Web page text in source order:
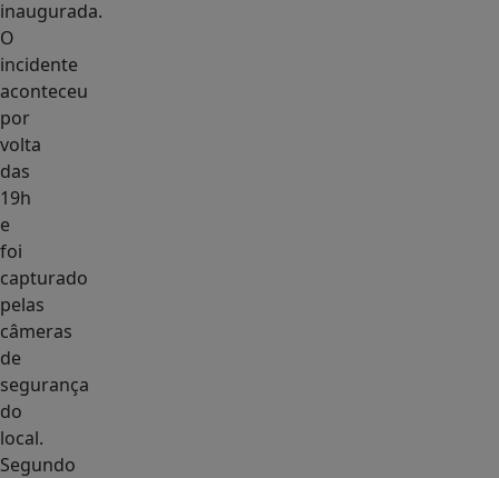
inaugurada.
O
incidente
aconteceu
por
volta
das
19h
e
foi
capturado
pelas
câmeras
de
segurança
do
local.
Segundo